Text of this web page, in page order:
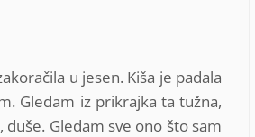
u jesen. Kiša je padala
Gledam iz prikrajka ta tužna,
Gledam sve ono što sam